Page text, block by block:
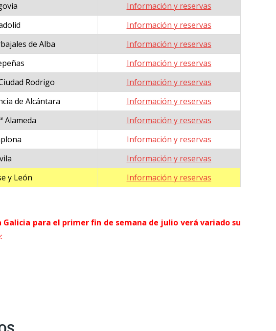
Información y reservas
Información y reservas
de Alba
Información y reservas
Información y reservas
Rodrigo
Información y reservas
de Alcántara
Información y reservas
Alameda
Información y reservas
Información y reservas
Información y reservas
y León Información y reservas
para el primer fin de semana de julio verá variado su